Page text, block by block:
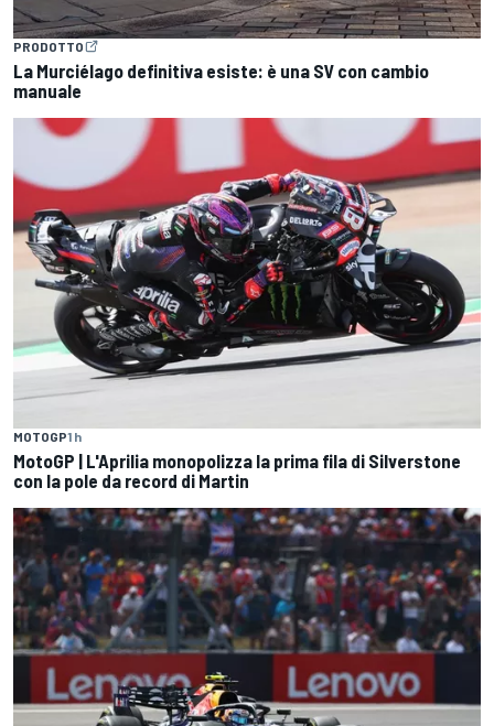
PRODOTTO
La Murciélago definitiva esiste: è una SV con cambio
manuale
MOTOGP1 h
MotoGP | L'Aprilia monopolizza la prima fila di Silverstone
con la pole da record di Martin